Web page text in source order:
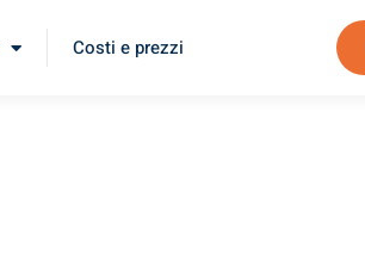
Costi e prezzi